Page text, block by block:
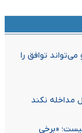
توافق را
مداخله نکند
«برخی